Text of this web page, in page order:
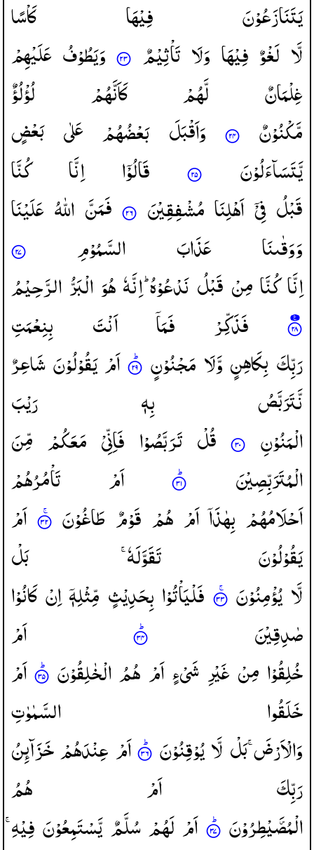
یَتَنَازَعُوْنَ
فِیْهَا
كَاْسًا
لَّا لَغْوٌ فِیْهَا وَلَا تَاْثِیْمٌ وَیَطُوْفُ عَلَیْهِمْ
غِلْمَانٌ
لَّهُمْ كَاَنَّهُمْ
لُؤْلُؤٌ
مَّكْنُوْنٌ
وَاَقْبَلَ بَعْضُهُمْ عَلٰی بَعْضٍ
یَّتَسَآءَلُوْنَ
قَالُوْۤا اِنَّا
كُنَّا
قَبْلُ فِیْۤ اَهْلِنَا مُشْفِقِیْنَ فَمَنَّ اللّٰهُ عَلَیْنَا
وَوَقٰىنَا
عَذَابَ السَّمُوْمِ
اِنَّاكُنَّامِنْ قَبْلُنَدْعُوْهُ ؕاِنَّهٗهُوَالْبَرُّالرَّحِیْمُ
فَذَكِّرْ فَمَاۤ اَنْتَ
بِنِعْمَتِ
رَبِّكَبِكَاهِنٍوَّلَا مَجْنُوْنٍ اَمْیَقُوْلُوْنَشَاعِرٌ
نَّتَرَبَّصُ
بِهٖ
رَیْبَ
الْمَنُوْنِ
قُلْ تَرَبَّصُوْا فَاِنِّیْ مَعَكُمْ مِّنَ
الْمُتَرَبِّصِیْنَ
اَمْ
تَاْمُرُهُمْ
اَحْلَامُهُمْ بِهٰذَاۤ اَمْ هُمْ قَوْمٌ طَاغُوْنَ
اَمْ
یَقُوْلُوْنَ
تَقَوَّلَهٗ ۚ
بَلْ
لَّا یُؤْمِنُوْنَ فَلْیَاْتُوْا بِحَدِیْثٍ مِّثْلِهٖۤاِنْكَانُوْا
صٰدِقِیْنَ
اَمْ
خُلِقُوْا مِنْ غَیْرِ شَیْءٍ اَمْهُمُ الْخٰلِقُوْنَ
اَمْ
خَلَقُوا
السَّمٰوٰتِ
وَالْاَرْضَ ۚبَلْلَّایُوْقِنُوْنَ اَمْعِنْدَهُمْخَزَآىِٕنُ
رَبِّكَ
اَمْ
هُمُ
الْمُصَۜیْطِرُوْنَ
اَمْلَهُمْسُلَّمٌیَّسْتَمِعُوْنَ فِیْهِ ۚ